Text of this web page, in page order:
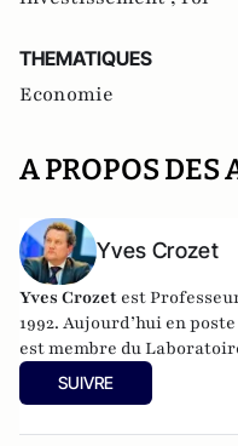
THEMATIQUES
Economie
A PROPOS DES
Yves Crozet
Yves Crozet est
1992. Aujourd’hui en
est membre du
(LET) qu’il a dirigé de 1997
SUIVRE